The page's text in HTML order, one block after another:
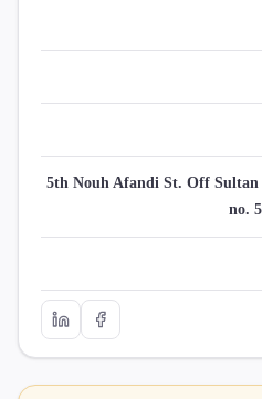
5th Nouh Afandi St. Off